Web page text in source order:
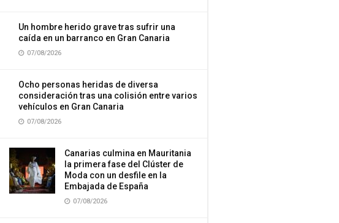
Un hombre herido grave tras sufrir una
caída en un barranco en Gran Canaria
07/08/2026
Ocho personas heridas de diversa
consideración tras una colisión entre varios
vehículos en Gran Canaria
07/08/2026
Canarias culmina en Mauritania
la primera fase del Clúster de
Moda con un desfile en la
Embajada de España
07/08/2026